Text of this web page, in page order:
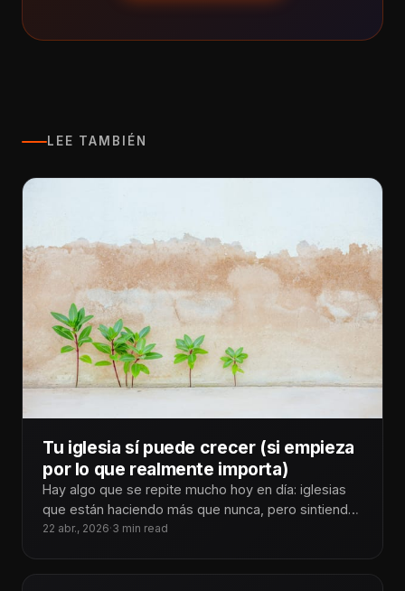
LEE TAMBIÉN
Tu iglesia sí puede crecer (si empieza
por lo que realmente importa)
Hay algo que se repite mucho hoy en día: iglesias
que están haciendo más que nunca, pero sintiendo
que avanzan
22 abr., 2026·3 min read